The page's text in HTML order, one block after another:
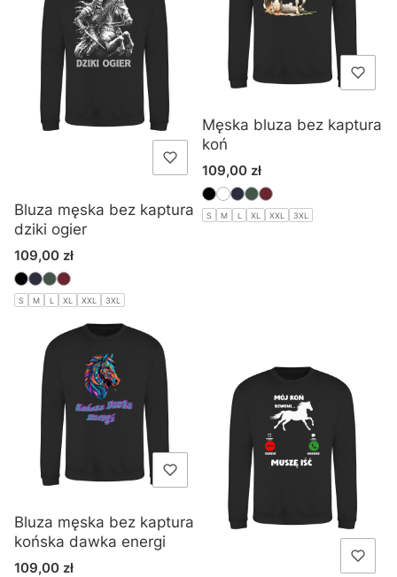
Bluza męska bez kaptura
dziki ogier
Cena
109,00 zł
S M L XL XXL 3XL
Męska bluza bez kaptura
koń
Cena
109,00 zł
S M L XL XXL 3XL
Bluza męska bez kaptura
końska dawka energi
Cena
109,00 zł